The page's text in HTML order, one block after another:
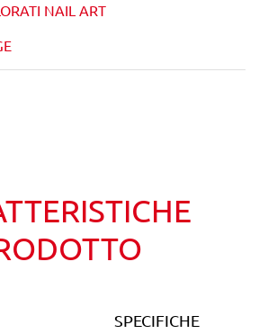
NAIL ART
SPECIFICHE